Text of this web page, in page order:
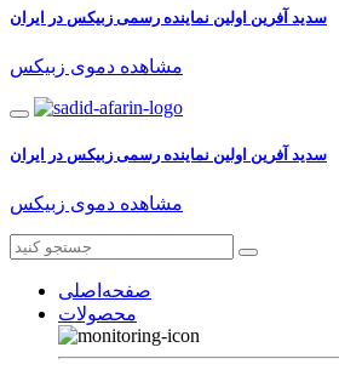
سدید آفرین اولین نماینده رسمی زبیکس در ایران
مشاهده دموی زبیکس
سدید آفرین اولین نماینده رسمی زبیکس در ایران
مشاهده دموی زبیکس
صفحه‌اصلی
محصولات